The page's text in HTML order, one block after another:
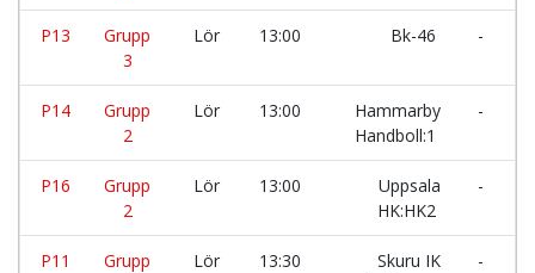
P13
Grupp
3
Lör 13:00 Bk-46 -
P14
Grupp
2
Lör 13:00
Hammarby
Handboll:1
-
P16
Grupp
2
Lör 13:00
Uppsala
HK:HK2
-
P11
Grupp
Lör 13:30
Skuru IK
-